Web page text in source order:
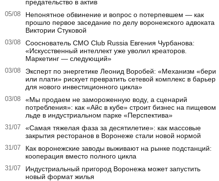
предательство в актив
05/08
Непонятное обвинение и вопрос о потерпевшем — как
прошло первое заседание по делу воронежского адвоката
Виктории Стуковой
03/08
Сооснователь CMO Club Russia Евгения Чурбанова:
«Искусственный интеллект уже уволил креаторов.
Маркетинг — следующий»
03/08
Эксперт по энергетике Леонид Воробей: «Механизм «бери
или плати» рискует превратить сетевой комплекс в барьер
для нового инвестиционного цикла»
03/08
«Мы продаем не замороженную воду, а сценарий
потребления»: как «Айс в кубе» строит бизнес на пищевом
льде в индустриальном парке «Перспектива»
31/07
«Самая тяжелая фаза за десятилетие»: как массовые
закрытия ресторанов в Воронеже стали новой нормой
31/07
Как воронежские заводы выживают на рынке подстанций:
кооперация вместо полного цикла
31/07
Индустриальный пригород Воронежа может запустить
новый формат жилья